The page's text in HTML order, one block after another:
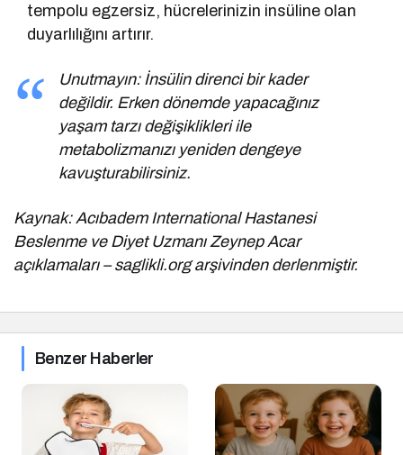
tempolu egzersiz, hücrelerinizin insüline olan
duyarlılığını artırır.
Unutmayın: İnsülin direnci bir kader
değildir. Erken dönemde yapacağınız
yaşam tarzı değişiklikleri ile
metabolizmanızı yeniden dengeye
kavuşturabilirsiniz.
Kaynak: Acıbadem International Hastanesi
Beslenme ve Diyet Uzmanı Zeynep Acar
açıklamaları – saglikli.org arşivinden derlenmiştir.
Benzer Haberler